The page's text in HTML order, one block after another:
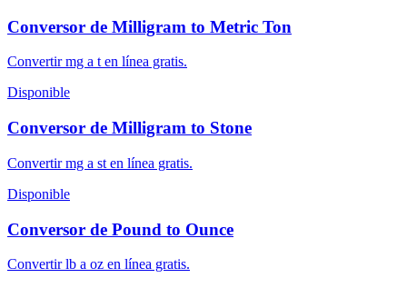
Conversor de Milligram to Metric Ton
Convertir mg a t en línea gratis.
Disponible
Conversor de Milligram to Stone
Convertir mg a st en línea gratis.
Disponible
Conversor de Pound to Ounce
Convertir lb a oz en línea gratis.